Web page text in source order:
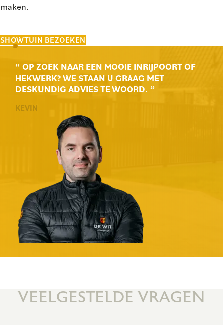
maken.
SHOWTUIN BEZOEKEN
OP ZOEK NAAR EEN MOOIE INRIJPOORT OF
HEKWERK? WE STAAN U GRAAG MET
DESKUNDIG ADVIES TE WOORD.
KEVIN
VEELGESTELDE VRAGEN